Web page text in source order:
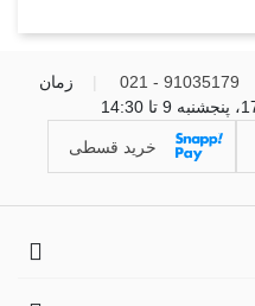
91035179 - 021
زمان
خرید قسطی